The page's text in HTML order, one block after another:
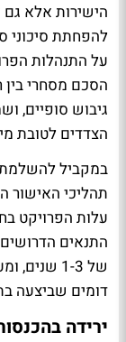
הישירות אלא גם
להפחתת סיכוני
על התנהלות
הסכם מסחרי
גיבוש סופיים,
הצדדים לטובת
במקביל להשלמת
תהליכי האישור
התנאים
של 1-3
דומים שביצעה
ירידה